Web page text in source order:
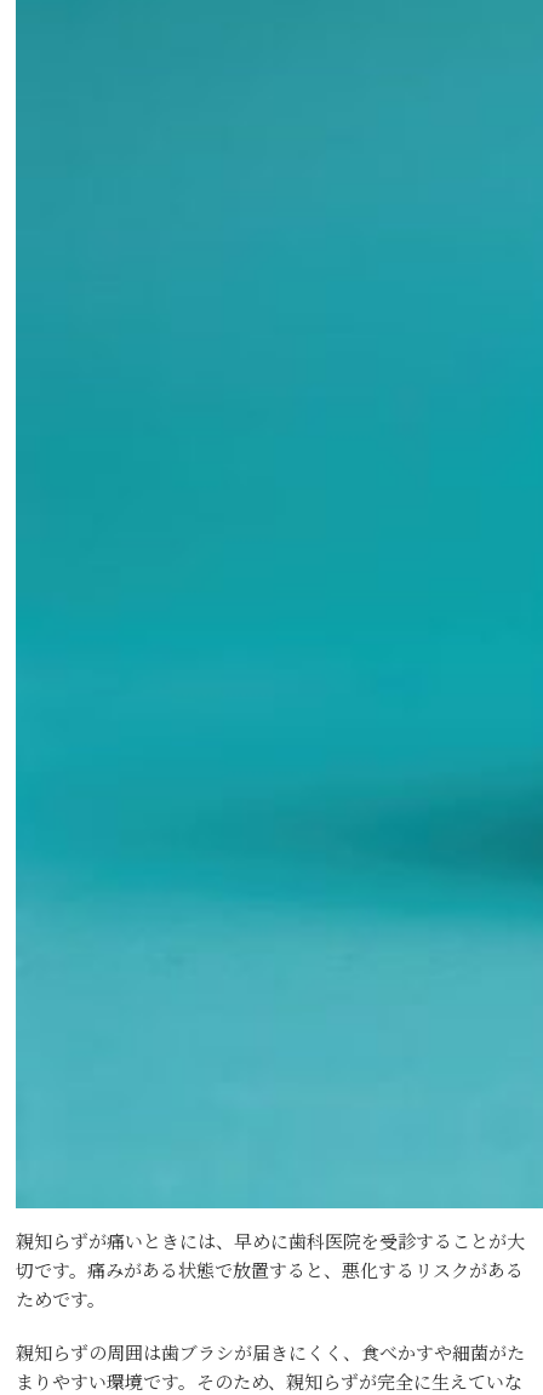
親知らずが痛いときには、早めに歯科医院を受診することが大
切です。痛みがある状態で放置すると、悪化するリスクがある
ためです。
親知らずの周囲は歯ブラシが届きにくく、食べかすや細菌がた
まりやすい環境です。そのため、親知らずが完全に生えていな